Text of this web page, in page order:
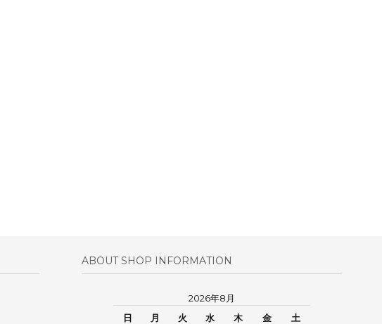
ABOUT SHOP INFORMATION
2026年8月
日
月 火 水 木 金 土